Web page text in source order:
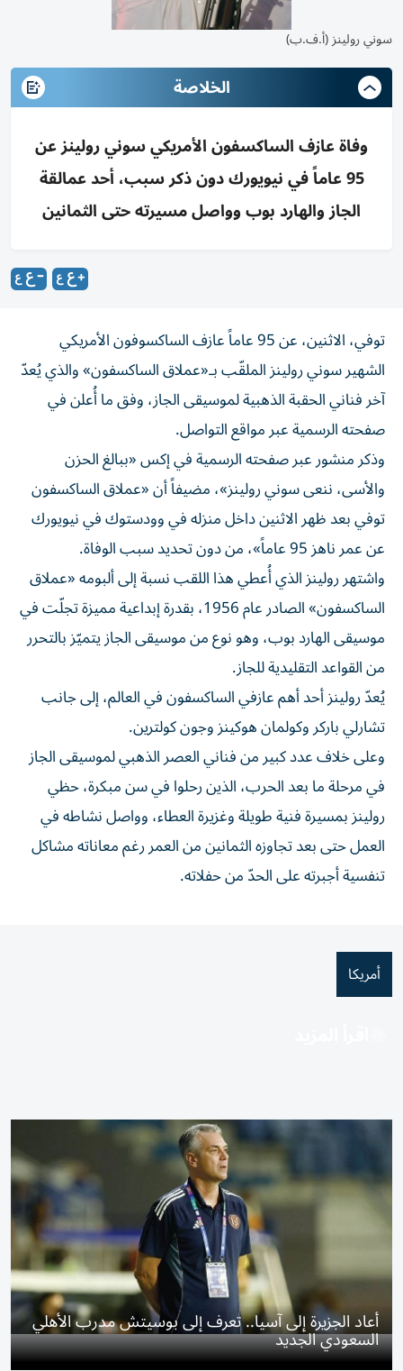
سوني رولينز (أ.ف.ب)
الخلاصة
وفاة عازف الساكسفون الأمريكي سوني رولينز عن
95 عاماً في نيويورك دون ذكر سبب، أحد عمالقة
الجاز والهارد بوب وواصل مسيرته حتى الثمانين
توفي، الاثنين، عن 95 عاماً عازف الساكسوفون الأمريكي
الشهير سوني رولينز الملقّب بـ«عملاق الساكسفون» والذي يُعدّ
آخر فناني الحقبة الذهبية لموسيقى الجاز، وفق ما أُعلن في
صفحته الرسمية عبر مواقع التواصل.
وذكر منشور عبر صفحته الرسمية في إكس «ببالغ الحزن
والأسى، ننعى سوني رولينز»، مضيفاً أن «عملاق الساكسفون
توفي بعد ظهر الاثنين داخل منزله في وودستوك في نيويورك
عن عمر ناهز 95 عاماً»، من دون تحديد سبب الوفاة.
واشتهر رولينز الذي أُعطي هذا اللقب نسبة إلى ألبومه «عملاق
الساكسفون» الصادر عام 1956، بقدرة إبداعية مميزة تجلّت في
موسيقى الهارد بوب، وهو نوع من موسيقى الجاز يتميّز بالتحرر
من القواعد التقليدية للجاز.
يُعدّ رولينز أحد أهم عازفي الساكسفون في العالم، إلى جانب
تشارلي باركر وكولمان هوكينز وجون كولترين.
وعلى خلاف عدد كبير من فناني العصر الذهبي لموسيقى الجاز
في مرحلة ما بعد الحرب، الذين رحلوا في سن مبكرة، حظي
رولينز بمسيرة فنية طويلة وغزيرة العطاء، وواصل نشاطه في
العمل حتى بعد تجاوزه الثمانين من العمر رغم معاناته مشاكل
تنفسية أجبرته على الحدّ من حفلاته.
أمريكا
أعاد الجزيرة إلى آسيا.. تعرف إلى بوسيتش مدرب الأهلي
السعودي الجديد